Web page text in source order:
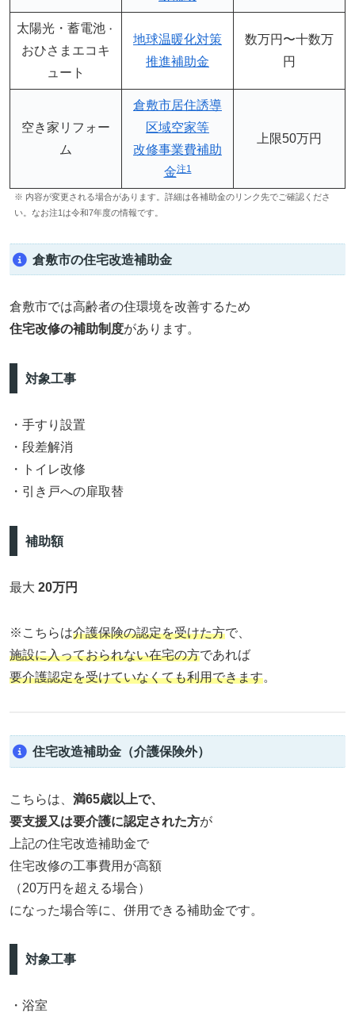
太陽光・蓄電池・
おひさまエコキ
ュート
地球温暖化対策
推進補助金
数万円〜十数万
円
空き家リフォー
ム
倉敷市居住誘導
区域空家等
改修事業費補助
金注1
上限50万円
※ 内容が変更される場合があります。詳細は各補助金のリンク先でご確認くださ
い。なお注1は令和7年度の情報です。
倉敷市の住宅改造補助金
倉敷市では高齢者の住環境を改善するため
住宅改修の補助制度があります。
対象工事
・手すり設置
・段差解消
・トイレ改修
・引き戸への扉取替
補助額
最大 20万円
※こちらは介護保険の認定を受けた方で、
施設に入っておられない在宅の方であれば
要介護認定を受けていなくても利用できます。
住宅改造補助金（介護保険外）
こちらは、 満65歳以上で、
要支援又は要介護に認定された方が
上記の住宅改造補助金で
住宅改修の工事費用が高額
（20万円を超える場合）
になった場合等に、併用できる補助金です。
対象工事
・浴室